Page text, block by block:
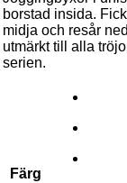
borstad insida.
midja och resår
utmärkt till alla
serien.
Färg